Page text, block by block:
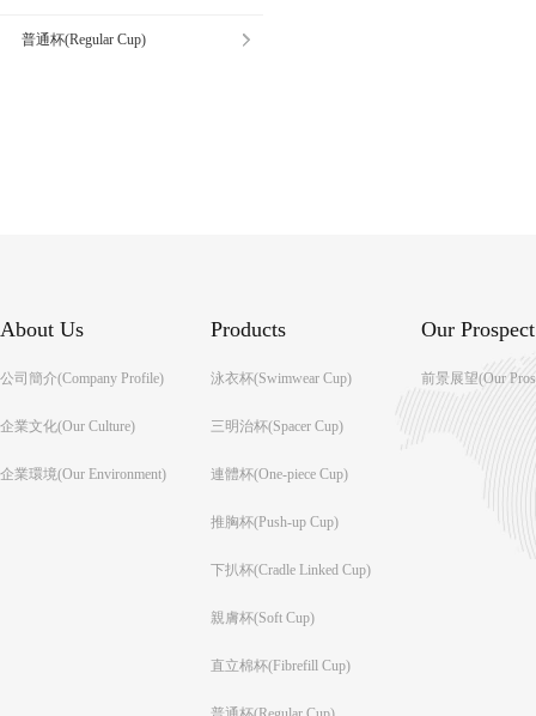
普通杯(Regular Cup)
About Us
公司簡介(Company Profile)
企業文化(Our Culture)
企業環境(Our Environment)
Products
泳衣杯(Swimwear Cup)
三明治杯(Spacer Cup)
連體杯(One-piece Cup)
推胸杯(Push-up Cup)
下扒杯(Cradle Linked Cup)
親膚杯(Soft Cup)
直立棉杯(Fibrefill Cup)
Our Prospect
前景展望(Our